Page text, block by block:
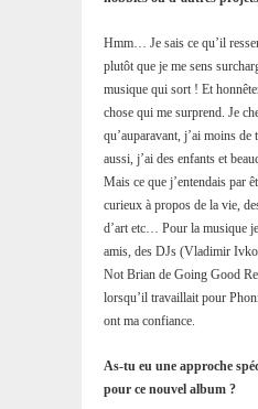
Hmm… Je sais ce qu’il
plutôt que je me sens
musique qui sort ! Et
chose qui me surprend. Je
qu’auparavant, j’ai moins
aussi, j’ai des enfants et
Mais ce que j’entendais par
curieux à propos de la vie,
d’art etc… Pour la musique
amis, des DJs (Vladimir
Not Brian de Going Good
lorsqu’il travaillait pour
ont ma confiance.
As-tu eu une approche
pour ce nouvel album ?